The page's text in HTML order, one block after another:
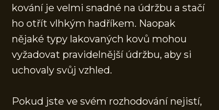
kování je velmi snadné na údržbu a stačí
ho otřít vlhkým hadříkem. Naopak
nějaké typy lakovaných kovů mohou
vyžadovat pravidelnější údržbu, aby si
uchovaly svůj vzhled.
Pokud jste ve svém rozhodování nejistí,